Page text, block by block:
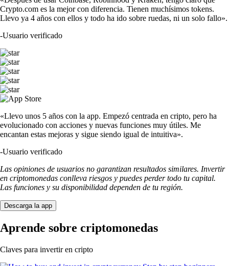
Crypto.com es la mejor con diferencia. Tienen muchísimos tokens.
Llevo ya 4 años con ellos y todo ha ido sobre ruedas, ni un solo fallo».
-Usuario verificado
«Llevo unos 5 años con la app. Empezó centrada en cripto, pero ha
evolucionado con acciones y nuevas funciones muy útiles. Me
encantan estas mejoras y sigue siendo igual de intuitiva».
-Usuario verificado
Las opiniones de usuarios no garantizan resultados similares. Invertir
en criptomonedas conlleva riesgos y puedes perder todo tu capital.
Las funciones y su disponibilidad dependen de tu región.
Descarga la app
Aprende sobre criptomonedas
Claves para invertir en cripto